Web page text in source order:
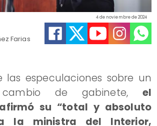
Farias
4 de noviembre de 2024
las especulaciones sobre un
cambio de gabinete, el
su “total y absoluto
la ministra del Interior,